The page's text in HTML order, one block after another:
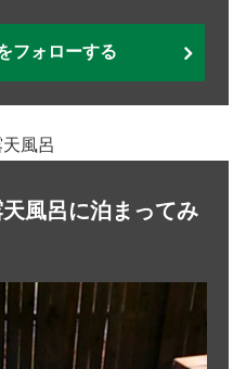
フォローする
風呂
風呂に泊まってみ